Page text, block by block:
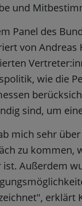
und
Panel des
von Andreas
wie die
sind, um
mich sehr
zu kommen,
ist. Außerdem
erklärt